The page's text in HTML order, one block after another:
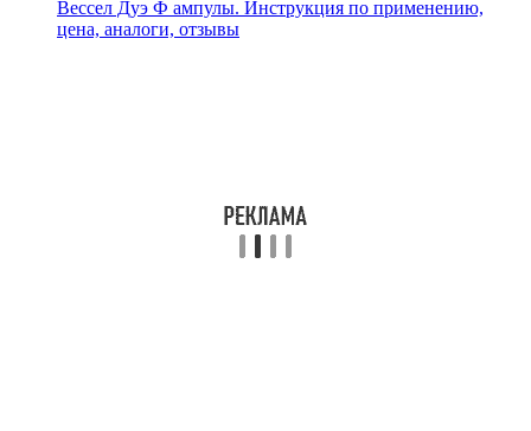
Вессел Дуэ Ф ампулы. Инструкция по применению,
цена, аналоги, отзывы